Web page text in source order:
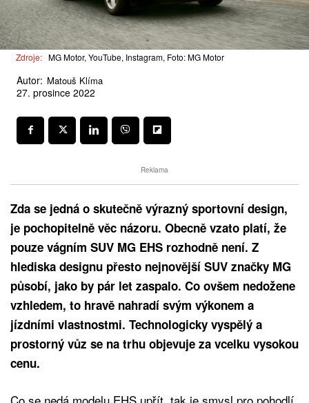
Zdroje: MG Motor, YouTube, Instagram, Foto: MG Motor
Autor: Matouš Klíma
27. prosince 2022
Reklama
Zda se jedná o skutečně výrazný sportovní design,
je pochopitelně věc názoru. Obecně vzato platí, že
pouze vágním SUV MG EHS rozhodně není. Z
hlediska designu přesto nejnovější SUV značky MG
působí, jako by pár let zaspalo. Co ovšem nedožene
vzhledem, to hravě nahradí svým výkonem a
jízdními vlastnostmi. Technologicky vyspělý a
prostorný vůz se na trhu objevuje za vcelku vysokou
cenu.